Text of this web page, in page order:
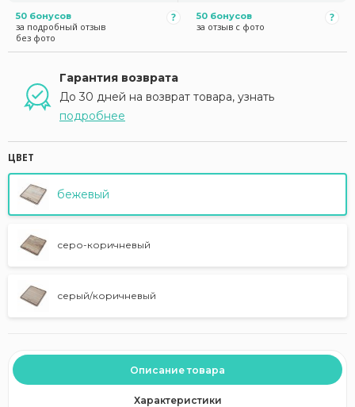
50 бонусов
за подробный отзыв
без фото
50 бонусов
за отзыв с фото
Гарантия возврата
До 30 дней на возврат товара, узнать
подробнее
ЦВЕТ
бежевый
серо-коричневый
серый/коричневый
Описание товара
Характеристики